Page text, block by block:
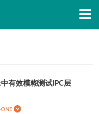
有效模糊测试IPC层
ONE